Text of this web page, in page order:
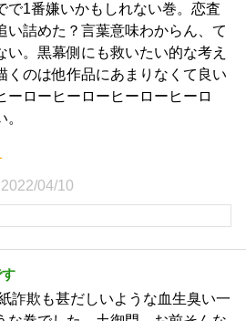
で1番嫌いかもしれない巻。恋査
い詰めた？言葉意味わからん、て
い。黒幕側にも救いたい的な考え
くのは他作品にあまりなくて良い
ーローヒーローヒーローヒーロ
2022/04/10
も甚だしいような血生臭い一